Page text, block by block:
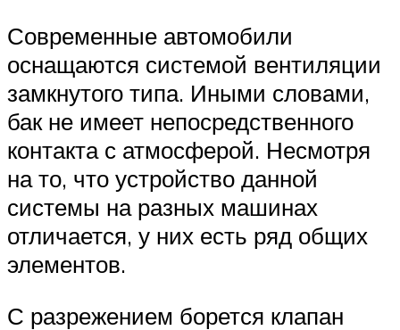
Современные автомобили
оснащаются системой вентиляции
замкнутого типа. Иными словами,
бак не имеет непосредственного
контакта с атмосферой. Несмотря
на то, что устройство данной
системы на разных машинах
отличается, у них есть ряд общих
элементов.
С разрежением борется клапан